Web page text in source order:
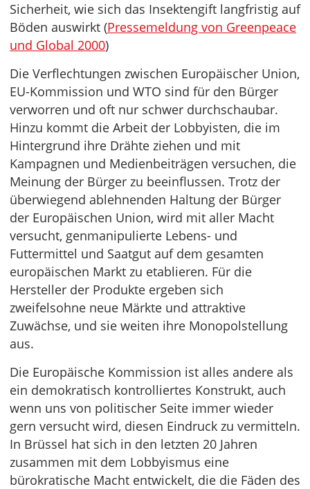
Sicherheit, wie sich das Insektengift langfristig auf
Böden auswirkt (Pressemeldung von Greenpeace
und Global 2000)
Die Verflechtungen zwischen Europäischer Union,
EU-Kommission und WTO sind für den Bürger
verworren und oft nur schwer durchschaubar.
Hinzu kommt die Arbeit der Lobbyisten, die im
Hintergrund ihre Drähte ziehen und mit
Kampagnen und Medienbeiträgen versuchen, die
Meinung der Bürger zu beeinflussen. Trotz der
überwiegend ablehnenden Haltung der Bürger
der Europäischen Union, wird mit aller Macht
versucht, genmanipulierte Lebens- und
Futtermittel und Saatgut auf dem gesamten
europäischen Markt zu etablieren. Für die
Hersteller der Produkte ergeben sich
zweifelsohne neue Märkte und attraktive
Zuwächse, und sie weiten ihre Monopolstellung
aus.
Die Europäische Kommission ist alles andere als
ein demokratisch kontrolliertes Konstrukt, auch
wenn uns von politischer Seite immer wieder
gern versucht wird, diesen Eindruck zu vermitteln.
In Brüssel hat sich in den letzten 20 Jahren
zusammen mit dem Lobbyismus eine
bürokratische Macht entwickelt, die die Fäden des